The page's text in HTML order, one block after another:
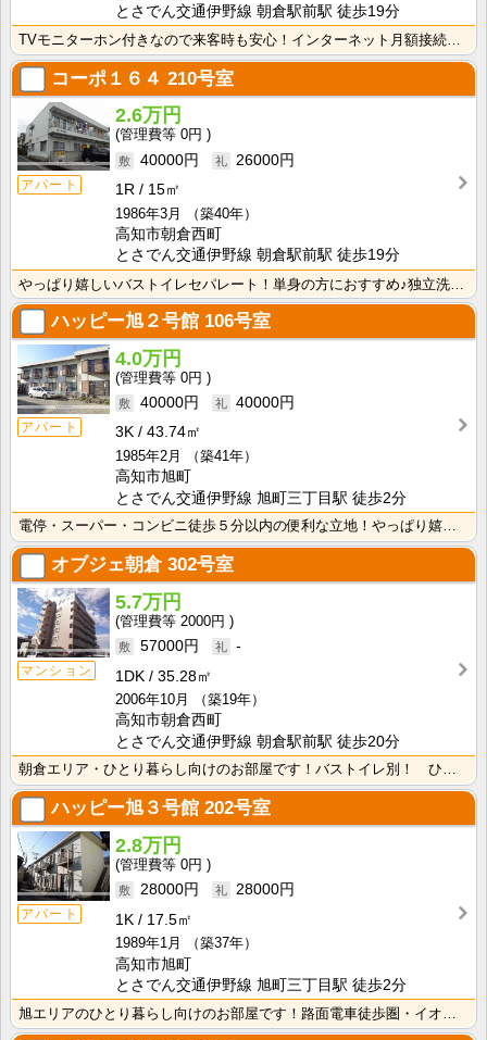
とさでん交通伊野線 朝倉駅前駅 徒歩19分
コーポ１６４ 210号室
アパート
2.6万円
0円
40000円
26000円
1R
15㎡
1986年3月
（築40年）
高知市朝倉西町
とさでん交通伊野線 朝倉駅前駅 徒歩19分
ハッピー旭２号館 106号室
アパート
4.0万円
0円
40000円
40000円
3K
43.74㎡
1985年2月
（築41年）
高知市旭町
とさでん交通伊野線 旭町三丁目駅 徒歩2分
電停・スーパー・コンビニ徒歩５分以内の便利な立地！やっぱり嬉しいバス・トイレ別！収納スペースが２か所･･･
オブジェ朝倉302号室
マンション
5.7万円
2000円
57000円
-
1DK
35.28㎡
2006年10月
（築19年）
高知市朝倉西町
とさでん交通伊野線 朝倉駅前駅 徒歩20分
朝倉エリア・ひとり暮らし向けのお部屋です！バストイレ別！ ひろびろ脱衣場で身支度やお洗濯が快適ですね･･･
ハッピー旭３号館 202号室
アパート
2.8万円
0円
28000円
28000円
1K
17.5㎡
1989年1月
（築37年）
高知市旭町
とさでん交通伊野線 旭町三丁目駅 徒歩2分